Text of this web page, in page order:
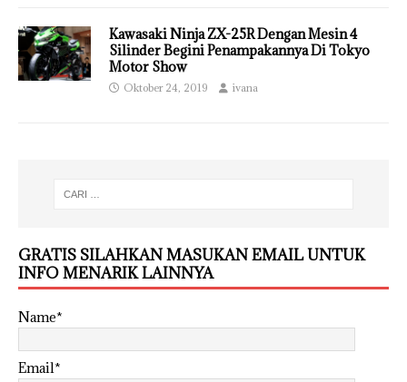
Kawasaki Ninja ZX-25R Dengan Mesin 4
Silinder Begini Penampakannya Di Tokyo
Motor Show
Oktober 24, 2019 ivana
GRATIS SILAHKAN MASUKAN EMAIL UNTUK
INFO MENARIK LAINNYA
Name*
Email*